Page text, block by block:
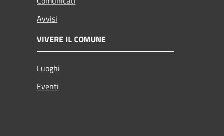
Avvisi
VIVERE IL COMUNE
Luoghi
Eventi